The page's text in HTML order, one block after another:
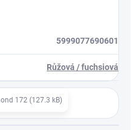
5999077690601
Růžová / fuchsiová
172 (127.3 kB)